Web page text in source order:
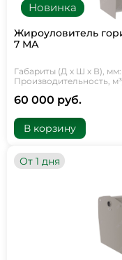
Новинка
Жироуловитель
7 МА
Габариты (Д х Ш х В), мм:
Производительность,
60 000 руб.
В корзину
От 1 дня